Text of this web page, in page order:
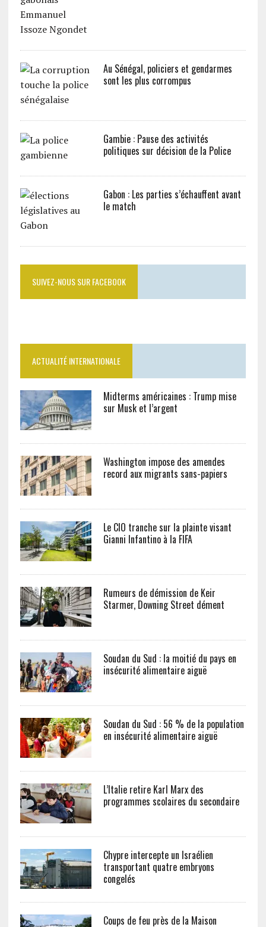
Au Sénégal, policiers et gendarmes
sont les plus corrompus
Gambie : Pause des activités
politiques sur décision de la Police
Gabon : Les parties s’échauffent avant
le match
SUIVEZ-NOUS SUR FACEBOOK
ACTUALITÉ INTERNATIONALE
Midterms américaines : Trump mise
sur Musk et l’argent
Washington impose des amendes
record aux migrants sans-papiers
Le CIO tranche sur la plainte visant
Gianni Infantino à la FIFA
Rumeurs de démission de Keir
Starmer, Downing Street dément
Soudan du Sud : la moitié du pays en
insécurité alimentaire aiguë
Soudan du Sud : 56 % de la population
en insécurité alimentaire aiguë
L’Italie retire Karl Marx des
programmes scolaires du secondaire
Chypre intercepte un Israélien
transportant quatre embryons
congelés
Coups de feu près de la Maison